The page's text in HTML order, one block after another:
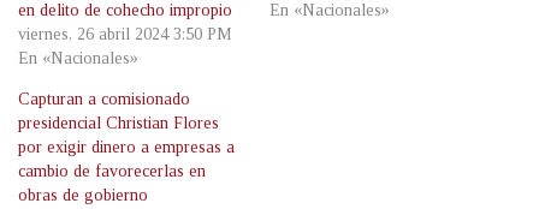
en delito de cohecho impropio
viernes, 26 abril 2024 3:50 PM
En «Nacionales»
En «Nacionales»
Capturan a comisionado
presidencial Christian Flores
por exigir dinero a empresas a
cambio de favorecerlas en
obras de gobierno